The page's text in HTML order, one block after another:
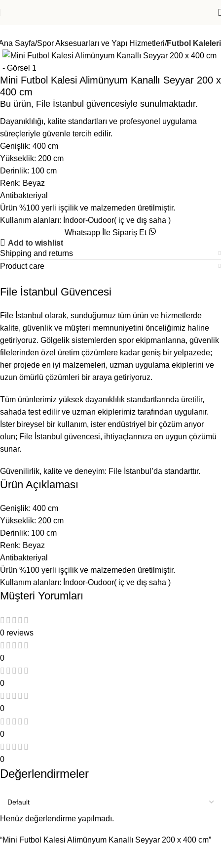
Sayfa Spor Aksesuarları ve Yapı Hizmetleri Futbol Kaleleri
Mini Futbol Kalesi Alimünyum Kanallı Seyyar 200 x
400 cm
Bu ürün, File İstanbul güvencesiyle sunulmaktadır.
Dayanıklılığı, kalite standartları ve profesyonel uygulama
süreçleriyle güvenle tercih edilir.
Genişlik: 400 cm
Yükseklik: 200 cm
Derinlik: 100 cm
Renk: Beyaz
Antibakteriyal
Ürün %100 yerli işçilik ve malzemeden üretilmiştir.
Kullanım alanları: İndoor-Oudoor( iç ve dış saha )
Whatsapp İle Sipariş Et
Add to wishlist
Shipping and returns
Product care
File İstanbul Güvencesi
File İstanbul olarak, sunduğumuz tüm ürün ve hizmetlerde
kalite, güvenlik ve müşteri memnuniyetini önceliğimiz haline
getiriyoruz. Gölgelik sistemlerden spor ekipmanlarına, güvenlik
filelerinden özel üretim çözümlere kadar geniş bir yelpazede;
her projede en iyi malzemeleri, uzman uygulama ekiplerini ve
uzun ömürlü çözümleri bir araya getiriyoruz.
Tüm ürünlerimiz yüksek dayanıklılık standartlarında üretilir,
sahada test edilir ve uzman ekiplerimiz tarafından uygulanır.
İster bireysel bir kullanım, ister endüstriyel bir çözüm arıyor
olun; File İstanbul güvencesi, ihtiyaçlarınıza en uygun çözümü
sunar.
Güvenilirlik, kalite ve deneyim: File İstanbul’da standarttır.
Ürün Açıklaması
Genişlik: 400 cm
Yükseklik: 200 cm
Derinlik: 100 cm
Renk: Beyaz
Antibakteriyal
Ürün %100 yerli işçilik ve malzemeden üretilmiştir.
Kullanım alanları: İndoor-Oudoor( iç ve dış saha )
Müşteri Yorumları
0 reviews
0
0
0
0
0
Değerlendirmeler
Henüz değerlendirme yapılmadı.
“Mini Futbol Kalesi Alimünyum Kanallı Seyyar 200 x 400 cm”